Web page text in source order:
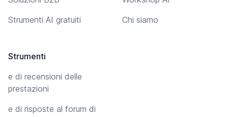
Strumenti AI gratuiti
Strumenti
e di recensioni delle
prestazioni
e di risposte al forum di
Chi siamo